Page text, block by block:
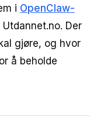
i OpenClaw-
Utdannet.no. Der
gjøre, og hvor
å beholde